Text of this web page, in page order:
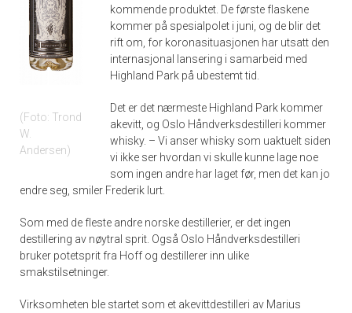
Foto: Trond
W.
Andersen
kommende produktet. De første flaskene
kommer på spesialpolet i juni, og de blir det
rift om, for koronasituasjonen har utsatt den
internasjonal lansering i samarbeid med
Highland Park på ubestemt tid.
Det er det nærmeste Highland Park kommer
akevitt, og Oslo Håndverksdestilleri kommer
whisky. – Vi anser whisky som uaktuelt siden
vi ikke ser hvordan vi skulle kunne lage noe
som ingen andre har laget før, men det kan jo
endre seg, smiler Frederik lurt.
Som med de fleste andre norske destillerier, er det ingen
destillering av nøytral sprit. Også Oslo Håndverksdestilleri
bruker potetsprit fra Hoff og destillerer inn ulike
smakstilsetninger.
Virksomheten ble startet som et akevittdestilleri av Marius